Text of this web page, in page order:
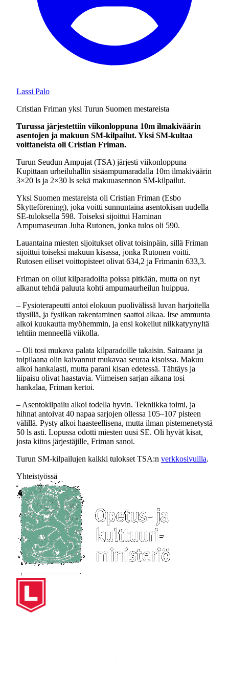
Lassi Palo
Cristian Friman yksi Turun Suomen mestareista
Turussa järjestettiin viikonloppuna 10m ilmakiväärin
asentojen ja makuun SM-kilpailut. Yksi SM-kultaa
voittaneista oli Cristian Friman.
Turun Seudun Ampujat (TSA) järjesti viikonloppuna
Kupittaan urheiluhallin sisäampumaradalla 10m ilmakiväärin
3×20 ls ja 2×30 ls sekä makuuasennon SM-kilpailut.
Yksi Suomen mestareista oli Cristian Friman (Esbo
Skytteförening), joka voitti sunnuntaina asentokisan uudella
SE-tuloksella 598. Toiseksi sijoittui Haminan
Ampumaseuran Juha Rutonen, jonka tulos oli 590.
Lauantaina miesten sijoitukset olivat toisinpäin, sillä Friman
sijoittui toiseksi makuun kisassa, jonka Rutonen voitti.
Rutosen eiliset voittopisteet olivat 634,2 ja Frimanin 633,3.
Friman on ollut kilparadoilta poissa pitkään, mutta on nyt
alkanut tehdä paluuta kohti ampumaurheilun huippua.
– Fysioterapeutti antoi elokuun puolivälissä luvan harjoitella
täysillä, ja fysiikan rakentaminen saattoi alkaa. Itse ammunta
alkoi kuukautta myöhemmin, ja ensi kokeilut nilkkatyynyltä
tehtiin menneellä viikolla.
– Oli tosi mukava palata kilparadoille takaisin. Sairaana ja
toipilaana olin kaivannut mukavaa seuraa kisoissa. Makuu
alkoi hankalasti, mutta parani kisan edetessä. Tähtäys ja
liipaisu olivat haastavia. Viimeisen sarjan aikana tosi
hankalaa, Friman kertoi.
– Asentokilpailu alkoi todella hyvin. Tekniikka toimi, ja
hihnat antoivat 40 napaa sarjojen ollessa 105–107 pisteen
välillä. Pysty alkoi haasteellisena, mutta ilman pistemenetystä
50 ls asti. Lopussa odotti miesten uusi SE. Oli hyvät kisat,
josta kiitos järjestäjille, Friman sanoi.
Turun SM-kilpailujen kaikki tulokset TSA:n verkkosivuilla.
Yhteistyössä